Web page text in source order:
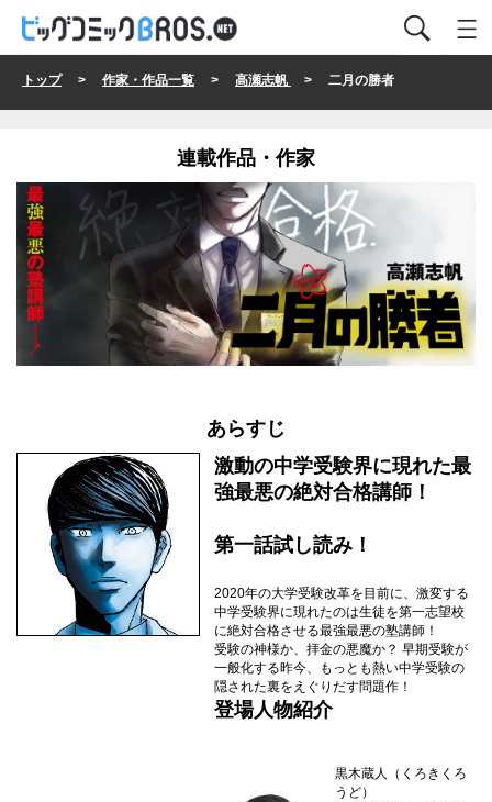
トップ> 作家・作品一覧 > 高瀬志帆 > 二月の勝者
連載作品・作家
あらすじ
激動の中学受験界に現れた最
強最悪の絶対合格講師！
第一話試し読み！
2020年の大学受験改革を目前に、激変する
中学受験界に現れたのは生徒を第一志望校
に絶対合格させる最強最悪の塾講師！
受験の神様か、拝金の悪魔か？ 早期受験が
一般化する昨今、もっとも熱い中学受験の
隠された裏をえぐりだす問題作！
登場人物紹介
黒木蔵人（くろきくろ
うど）